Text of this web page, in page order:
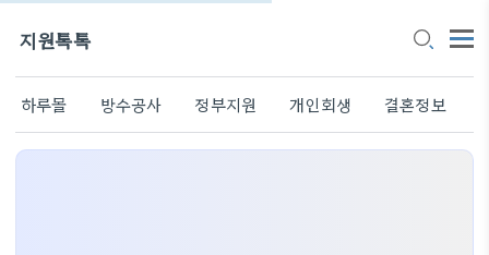
지원톡톡
하루몰 방수공사 정부지원 개인회생 결혼정보